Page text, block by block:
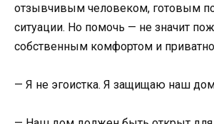
отзывчивым человеком, готовым
ситуации. Но помочь — не значит
собственным комфортом и
— Я не эгоистка. Я защищаю наш